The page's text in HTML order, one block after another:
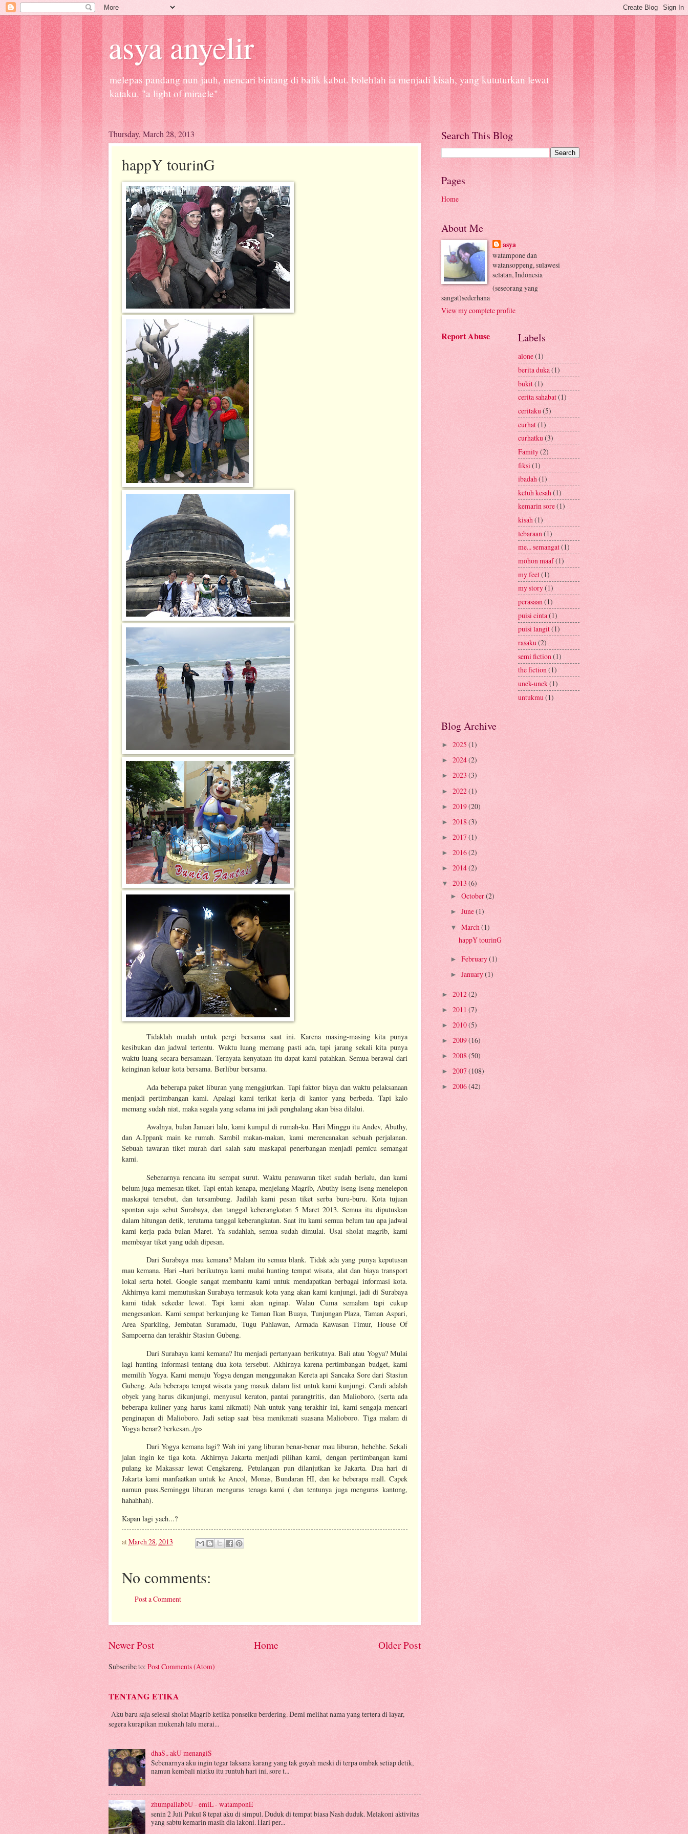
asya anyelir
melepas pandang nun jauh, mencari bintang di balik kabut. bolehlah ia menjadi kisah, yang kututurkan lewat
kataku. "a light of miracle"
Thursday, March 28, 2013
happY tourinG
Tidaklah mudah untuk pergi bersama saat ini. Karena masing-masing kita punya
kesibukan dan jadwal tertentu. Waktu luang memang pasti ada, tapi jarang sekali kita punya
waktu luang secara bersamaan. Ternyata kenyataan itu dapat kami patahkan. Semua berawal dari
keinginan keluar kota bersama. Berlibur bersama.
Ada beberapa paket liburan yang menggiurkan. Tapi faktor biaya dan waktu pelaksanaan
menjadi pertimbangan kami. Apalagi kami terikat kerja di kantor yang berbeda. Tapi kalo
memang sudah niat, maka segala yang selama ini jadi penghalang akan bisa dilalui.
Awalnya, bulan Januari lalu, kami kumpul di rumah-ku. Hari Minggu itu Andev, Abuthy,
dan A.Ippank main ke rumah. Sambil makan-makan, kami merencanakan sebuah perjalanan.
Sebuah tawaran tiket murah dari salah satu maskapai penerbangan menjadi pemicu semangat
kami.
Sebenarnya rencana itu sempat surut. Waktu penawaran tiket sudah berlalu, dan kami
belum juga memesan tiket. Tapi entah kenapa, menjelang Magrib, Abuthy iseng-iseng menelepon
maskapai tersebut, dan tersambung. Jadilah kami pesan tiket serba buru-buru. Kota tujuan
spontan saja sebut Surabaya, dan tanggal keberangkatan 5 Maret 2013. Semua itu diputuskan
dalam hitungan detik, terutama tanggal keberangkatan. Saat itu kami semua belum tau apa jadwal
kami kerja pada bulan Maret. Ya sudahlah, semua sudah dimulai. Usai sholat magrib, kami
membayar tiket yang udah dipesan.
Dari Surabaya mau kemana? Malam itu semua blank. Tidak ada yang punya keputusan
mau kemana. Hari –hari berikutnya kami mulai hunting tempat wisata, alat dan biaya transport
lokal serta hotel. Google sangat membantu kami untuk mendapatkan berbagai informasi kota.
Akhirnya kami memutuskan Surabaya termasuk kota yang akan kami kunjungi, jadi di Surabaya
kami tidak sekedar lewat. Tapi kami akan nginap. Walau Cuma semalam tapi cukup
mengesankan. Kami sempat berkunjung ke Taman Ikan Buaya, Tunjungan Plaza, Taman Aspari,
Area Sparkling, Jembatan Suramadu, Tugu Pahlawan, Armada Kawasan Timur, House Of
Sampoerna dan terakhir Stasiun Gubeng.
Dari Surabaya kami kemana? Itu menjadi pertanyaan berikutnya. Bali atau Yogya? Mulai
lagi hunting informasi tentang dua kota tersebut. Akhirnya karena pertimbangan budget, kami
memilih Yogya. Kami menuju Yogya dengan menggunakan Kereta api Sancaka Sore dari Stasiun
Gubeng. Ada beberapa tempat wisata yang masuk dalam list untuk kami kunjungi. Candi adalah
obyek yang harus dikunjungi, menyusul keraton, pantai parangtritis, dan Malioboro, (serta ada
beberapa kuliner yang harus kami nikmati) Nah untuk yang terakhir ini, kami sengaja mencari
penginapan di Malioboro. Jadi setiap saat bisa menikmati suasana Malioboro. Tiga malam di
Yogya benar2 berkesan.,/p>
Dari Yogya kemana lagi? Wah ini yang liburan benar-benar mau liburan, hehehhe. Sekali
jalan ingin ke tiga kota. Akhirnya Jakarta menjadi pilihan kami, dengan pertimbangan kami
pulang ke Makassar lewat Cengkareng. Petulangan pun dilanjutkan ke Jakarta. Dua hari di
Jakarta kami manfaatkan untuk ke Ancol, Monas, Bundaran HI, dan ke beberapa mall. Capek
namun puas.Seminggu liburan menguras tenaga kami ( dan tentunya juga menguras kantong,
hahahhah).
Kapan lagi yach...?
atMarch 28, 2013
No comments:
Post a Comment
Newer Post Older Post
Home
Subscribe to: Post Comments (Atom)
TENTANG ETIKA
Aku baru saja selesai sholat Magrib ketika ponselku berdering. Demi melihat nama yang tertera di layar,
segera kurapikan mukenah lalu merai...
dhaS.. akU menangiS
Sebenarnya aku ingin tegar laksana karang yang tak goyah meski di terpa ombak setiap detik,
namun kembali niatku itu runtuh hari ini, sore t...
zhumpallabbU - emiL - watamponE
senin 2 Juli Pukul 8 tepat aku di simpul. Duduk di tempat biasa Nash duduk. Melakoni aktivitas
yang sabtu kemarin masih dia lakoni. Hari per...
Search This Blog
Pages
Home
About Me
asya
watampone dan
watansoppeng, sulawesi
selatan, Indonesia
(seseorang yang
sangat)sederhana
View my complete profile
Report Abuse Labels
alone(1)
berita duka(1)
bukit(1)
cerita sahabat(1)
ceritaku(5)
curhat(1)
curhatku(3)
Family(2)
fiksi (1)
ibadah(1)
keluh kesah(1)
kemarin sore(1)
kisah(1)
lebaraan (1)
me... semangat(1)
mohon maaf(1)
my feel (1)
my story(1)
perasaan(1)
puisi cinta(1)
puisi langit(1)
rasaku(2)
semi fiction (1)
the fiction(1)
unek-unek(1)
untukmu (1)
Blog Archive
► 2025 (1)
► 2024(2)
► 2023 (3)
► 2022(1)
► 2019(20)
► 2018(3)
► 2017(1)
► 2016(2)
► 2014(2)
▼ 2013 (6)
► October(2)
► June(1)
▼ March (1)
happY tourinG
► February(1)
► January(1)
► 2012(2)
► 2011 (7)
► 2010(5)
► 2009(16)
► 2008 (50)
► 2007 (108)
► 2006(42)